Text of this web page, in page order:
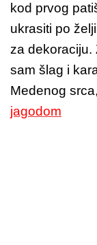
kod prvog
ukrasiti po
za dekoraciju.
sam šlag i
Medenog
jagodom